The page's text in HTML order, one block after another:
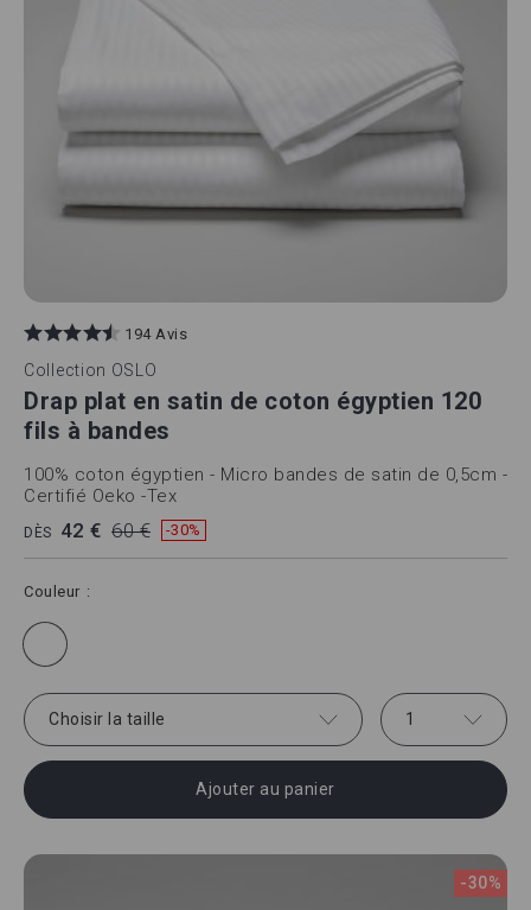
194 Avis
Collection OSLO
Drap plat en satin de coton égyptien 120
fils à bandes
100% coton égyptien - Micro bandes de satin de 0,5cm -
Certifié Oeko -Tex
DÈS 42 € 60 € -30%
Couleur
Choisir la taille 1
Ajouter au panier
-30%